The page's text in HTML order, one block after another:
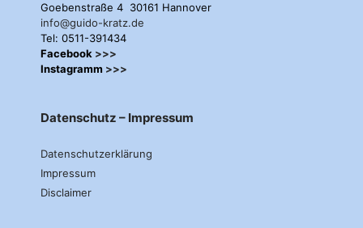
Goebenstraße 4 30161 Hannover
info@guido-kratz.de
Tel: 0511-391434
Facebook >>>
Instagramm >>>
Datenschutz – Impressum
Datenschutzerklärung
Impressum
Disclaimer